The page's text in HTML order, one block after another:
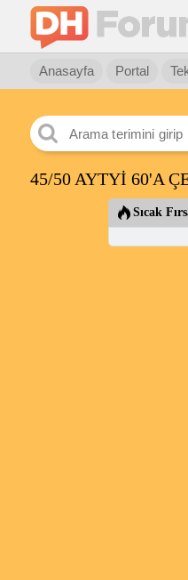
Anasayfa Portal
45/50 AYTYİ 60'A
Sıcak